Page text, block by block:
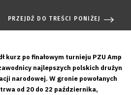
PRZEJDŹ DO TREŚCI PONIŻEJ
kurz po finałowym turnieju PZU Amp
najlepszych polskich drużyn
narodowej. W gronie powołanych
od 20 do 22 października,